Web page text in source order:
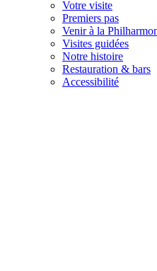
Votre visite
Premiers pas
Venir à la
Visites guidées
Notre histoire
Restauration & bars
Accessibilité